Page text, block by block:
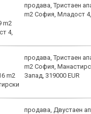
продава, Тристаен
m2 София, Младост 4,
продава, Тристаен
m2 София,
Запад, 319000 EUR
продава, Двустаен